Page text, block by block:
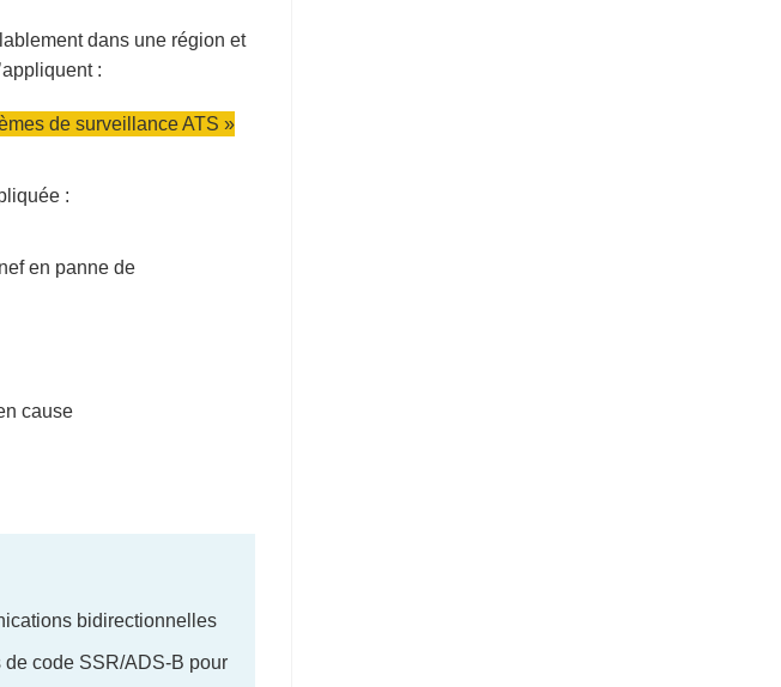
dans une région et
:
de surveillance ATS »
:
en panne de
cause
bidirectionnelles
code SSR/ADS-B pour